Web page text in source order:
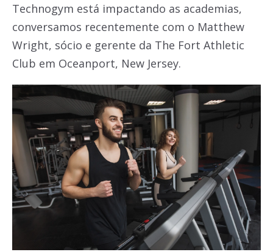
Technogym está impactando as academias,
conversamos recentemente com o Matthew
Wright, sócio e gerente da The Fort Athletic
Club em Oceanport, New Jersey.